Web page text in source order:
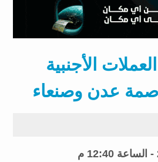
الأجنبية
عدن وصنعاء